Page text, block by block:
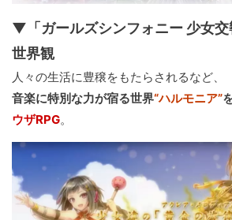
▼「ガールズシンフォニー 少女交
世界観
人々の生活に豊穣をもたらされるなど、
音楽に特別な力が宿る世界“ハルモニア”
ウザRPG。